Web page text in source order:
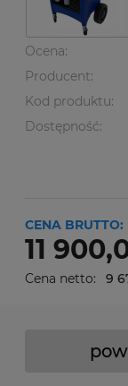
Ocena:
Producent:
Kod produktu:
Dostępność:
CENA BRUTTO:
11
Cena netto: 9